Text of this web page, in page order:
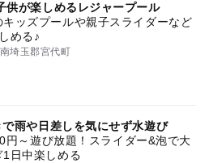
供が楽しめるレジャープール
キッズプールや親子スライダーなど
める♪
埼玉郡宮代町
雨や日差しを気にせず水遊び
円～遊び放題！スライダー&泡で大
1日中楽しめる